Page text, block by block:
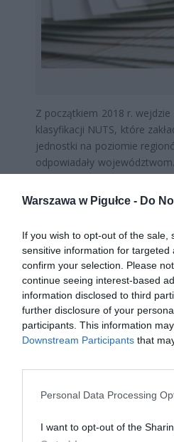
Warszawa w Pigułce - Do
If you wish to opt-out of the
sensitive information for
confirm your selection. Please
continue seeing interest-based
information disclosed to third
further disclosure of your
participants. This information
Downstream Participants that
Personal Data Processing
I want to opt-out of the
Z początkiem 2018 r.
klasyfikacji NUTS, które
jednostki na poziomie
odpowiadały
liczba w naszym kraju